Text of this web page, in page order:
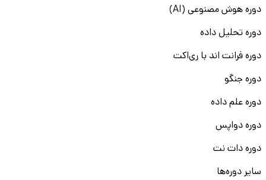
دوره هوش مصنوعی (AI)
دوره تحلیل داده
دوره فرانت اند با ری‌اکت
دوره جنگو
دوره علم داده
دوره دواپس
دوره دات نت
سایر دوره‌ها